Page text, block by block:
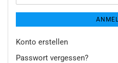
Konto erstellen
Passwort vergessen?